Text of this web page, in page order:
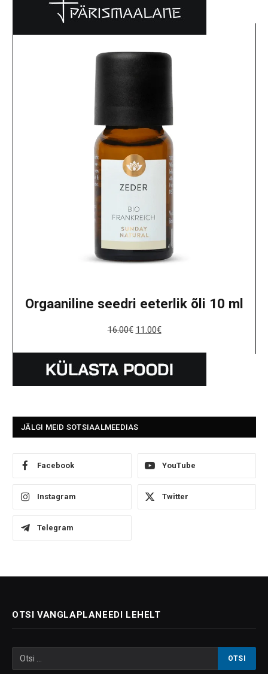
Orgaaniline seedri eeterlik õli 10 ml
16.00€ 11.00€
JÄLGI MEID SOTSIAALMEEDIAS
Facebook YouTube
Instagram Twitter
Telegram
OTSI VANGLAPLANEEDI LEHELT